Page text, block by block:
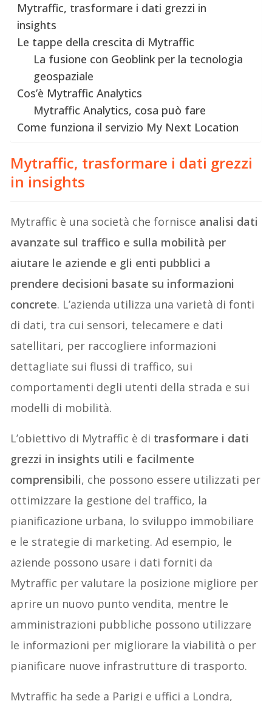
Mytraffic, trasformare i dati grezzi in
insights
Le tappe della crescita di Mytraffic
La fusione con Geoblink per la tecnologia
geospaziale
Cos’è Mytraffic Analytics
Mytraffic Analytics, cosa può fare
Come funziona il servizio My Next Location
Mytraffic, trasformare i dati grezzi
in insights
Mytraffic è una società che fornisce analisi dati
avanzate sul traffico e sulla mobilità per
aiutare le aziende e gli enti pubblici a
prendere decisioni basate su informazioni
concrete. L’azienda utilizza una varietà di fonti
di dati, tra cui sensori, telecamere e dati
satellitari, per raccogliere informazioni
dettagliate sui flussi di traffico, sui
comportamenti degli utenti della strada e sui
modelli di mobilità.
L’obiettivo di Mytraffic è di trasformare i dati
grezzi in insights utili e facilmente
comprensibili, che possono essere utilizzati per
ottimizzare la gestione del traffico, la
pianificazione urbana, lo sviluppo immobiliare
e le strategie di marketing. Ad esempio, le
aziende possono usare i dati forniti da
Mytraffic per valutare la posizione migliore per
aprire un nuovo punto vendita, mentre le
amministrazioni pubbliche possono utilizzare
le informazioni per migliorare la viabilità o per
pianificare nuove infrastrutture di trasporto.
Mytraffic ha sede a Parigi e uffici a Londra,